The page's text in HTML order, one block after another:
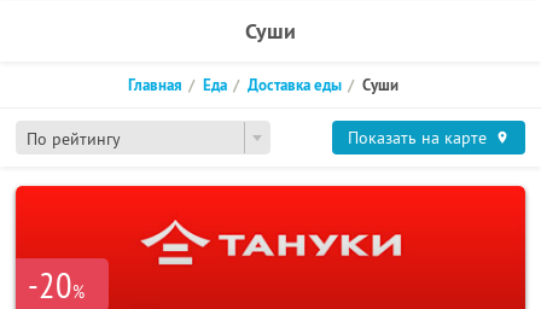
Суши
По рейтингу
Главная Еда Доставка еды Суши
Показать на карте
-20%